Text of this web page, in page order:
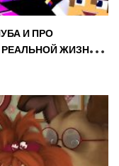
И ПРО
ЖИЗНИ